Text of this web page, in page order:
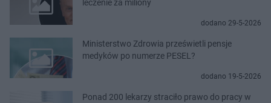
leczenie za miliony
dodano 29-5-2026
Ministerstwo Zdrowia prześwietli pensje
medyków po numerze PESEL?
dodano 19-5-2026
Ponad 200 lekarzy straciło prawo do pracy w